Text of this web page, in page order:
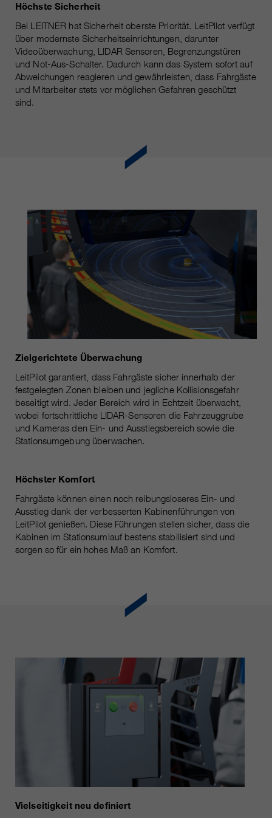
Höchste Sicherheit
Bei LEITNER hat Sicherheit oberste Priorität. LeitPilot verfügt
über modernste Sicherheitseinrichtungen, darunter
Videoüberwachung, LIDAR Sensoren, Begrenzungstüren
und Not-Aus-Schalter. Dadurch kann das System sofort auf
Abweichungen reagieren und gewährleisten, dass Fahrgäste
und Mitarbeiter stets vor möglichen Gefahren geschützt
sind.
Zielgerichtete Überwachung
LeitPilot garantiert, dass Fahrgäste sicher innerhalb der
festgelegten Zonen bleiben und jegliche Kollisionsgefahr
beseitigt wird. Jeder Bereich wird in Echtzeit überwacht,
wobei fortschrittliche LIDAR-Sensoren die Fahrzeuggrube
und Kameras den Ein- und Ausstiegsbereich sowie die
Stationsumgebung überwachen.
Höchster Komfort
Fahrgäste können einen noch reibungsloseres Ein- und
Ausstieg dank der verbesserten Kabinenführungen von
LeitPilot genießen. Diese Führungen stellen sicher, dass die
Kabinen im Stationsumlauf bestens stabilisiert sind und
sorgen so für ein hohes Maß an Komfort.
Vielseitigkeit neu definiert